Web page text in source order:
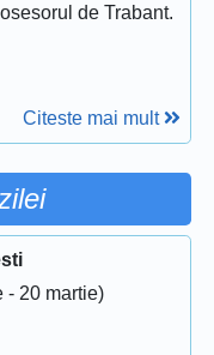
de Trabant.
Citeste mai mult
- 20 martie)